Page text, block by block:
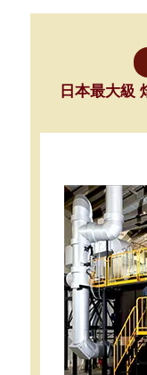
日本最大級